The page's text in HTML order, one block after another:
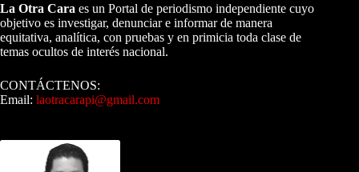
La Otra Cara es un Portal de periodismo independiente cuyo
objetivo es investigar, denunciar e informar de manera
equitativa, analítica, con pruebas y en primicia toda clase de
temas ocultos de interés nacional.
CONTÁCTENOS:
Email: laotracarapi@gmail.com